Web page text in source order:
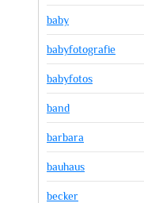
baby
babyfotografie
babyfotos
band
barbara
bauhaus
becker